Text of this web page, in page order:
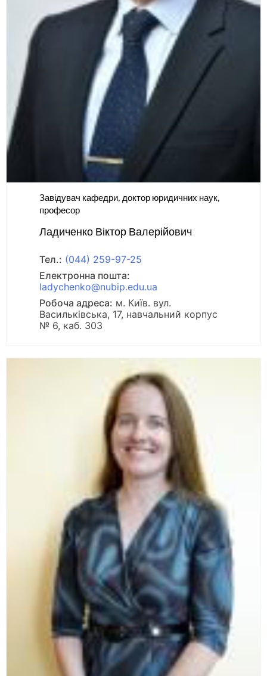
Завідувач кафедри, доктор юридичних наук,
професор
Ладиченко Віктор Валерійович
Тел.: (044) 259-97-25
Електронна пошта:
ladychenko@nubip.edu.ua
Робоча адреса: м. Київ. вул.
Васильківська, 17, навчальний корпус
№ 6, каб. 303